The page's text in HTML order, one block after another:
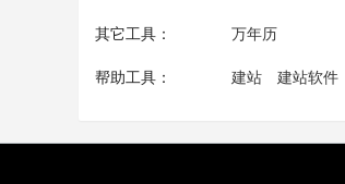
其它工具： 万年历
帮助工具： 建站 建站软件